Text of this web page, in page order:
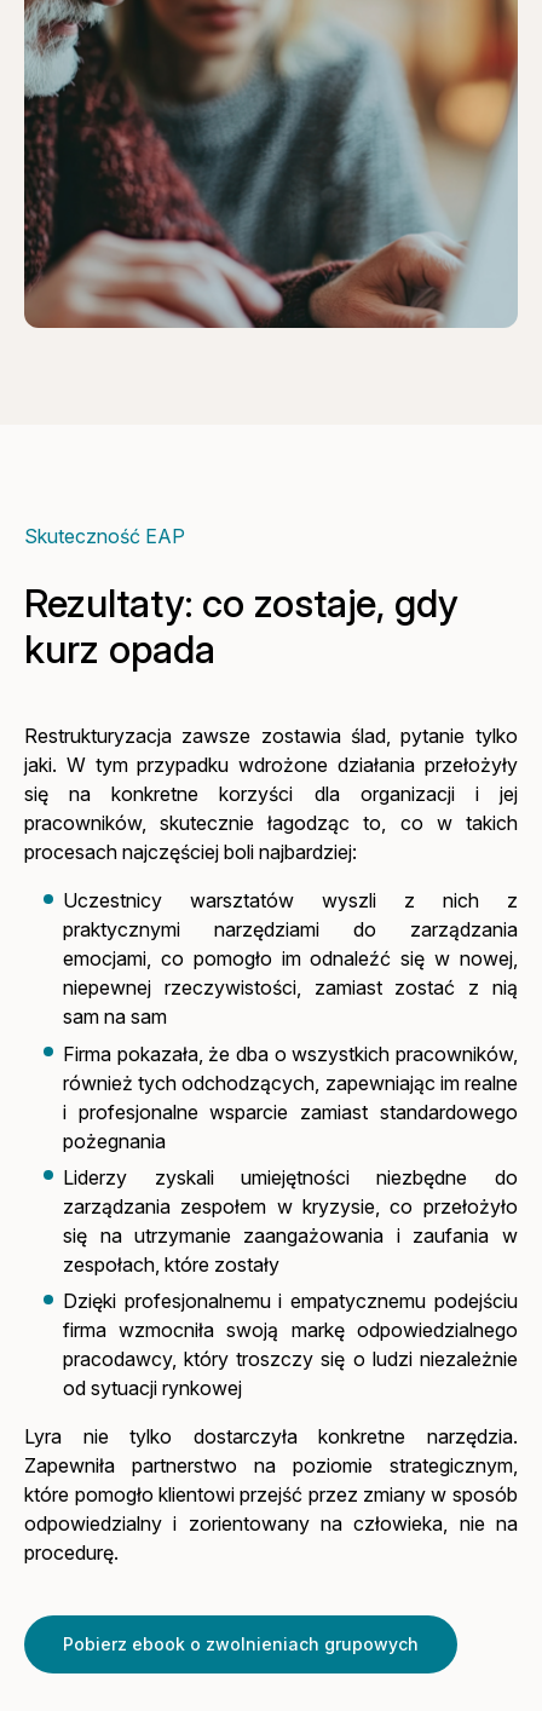
Skuteczność EAP
Rezultaty: co zostaje, gdy
kurz opada
Restrukturyzacja zawsze zostawia ślad, pytanie tylko
jaki. W tym przypadku wdrożone działania przełożyły
się na konkretne korzyści dla organizacji i jej
pracowników, skutecznie łagodząc to, co w takich
procesach najczęściej boli najbardziej:
Uczestnicy warsztatów wyszli z nich z
praktycznymi narzędziami do zarządzania
emocjami, co pomogło im odnaleźć się w nowej,
niepewnej rzeczywistości, zamiast zostać z nią
sam na sam
Firma pokazała, że dba o wszystkich pracowników,
również tych odchodzących, zapewniając im realne
i profesjonalne wsparcie zamiast standardowego
pożegnania
Liderzy zyskali umiejętności niezbędne do
zarządzania zespołem w kryzysie, co przełożyło
się na utrzymanie zaangażowania i zaufania w
zespołach, które zostały
Dzięki profesjonalnemu i empatycznemu podejściu
firma wzmocniła swoją markę odpowiedzialnego
pracodawcy, który troszczy się o ludzi niezależnie
od sytuacji rynkowej
Lyra nie tylko dostarczyła konkretne narzędzia.
Zapewniła partnerstwo na poziomie strategicznym,
które pomogło klientowi przejść przez zmiany w sposób
odpowiedzialny i zorientowany na człowieka, nie na
procedurę.
Pobierz ebook o zwolnieniach grupowych